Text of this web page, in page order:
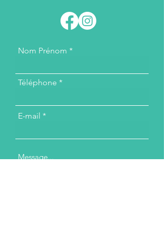
Nom Prénom
Téléphone
E-mail
Message...